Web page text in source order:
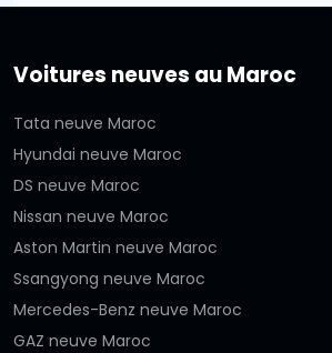
Voitures neuves au Maroc
Tata neuve Maroc
Hyundai neuve Maroc
DS neuve Maroc
Nissan neuve Maroc
Aston Martin neuve Maroc
Ssangyong neuve Maroc
Mercedes-Benz neuve Maroc
GAZ neuve Maroc